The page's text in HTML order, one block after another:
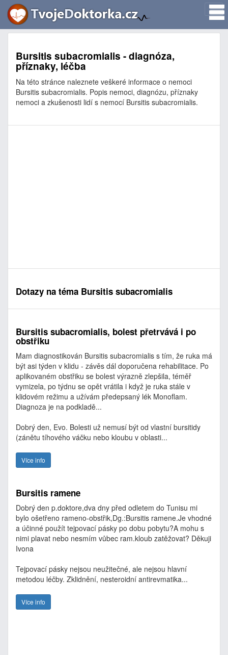
Bursitis subacromialis - diagnóza,
příznaky, léčba
Na této stránce naleznete veškeré informace o nemoci
Bursitis subacromialis. Popis nemoci, diagnózu, příznaky
nemoci a zkušenosti lidí s nemocí Bursitis subacromialis.
Dotazy na téma Bursitis subacromialis
Bursitis subacromialis, bolest přetrvává i po
obstřiku
Mam diagnostikován Bursitis subacromialis s tím, že ruka má
být asi týden v klidu - závěs dál doporučena rehabilitace. Po
aplikovaném obstřiku se bolest výrazně zlepšila, téměř
vymizela, po týdnu se opět vrátila i když je ruka stále v
klidovém režimu a užívám předepsaný lék Monoflam.
Diagnoza je na podkladě...
Dobrý den, Evo. Bolesti už nemusí být od vlastní bursitidy
(zánětu tíhového váčku nebo kloubu v oblasti...
Více info
Bursitis ramene
Dobrý den p.doktore,dva dny před odletem do Tunisu mi
bylo ošetřeno rameno-obstřik,Dg.:Bursitis ramene.Je vhodné
a účinné použít tejpovací pásky po dobu pobytu?A mohu s
nimi plavat nebo nesmím vůbec ram.kloub zatěžovat? Děkuji
Ivona
Tejpovací pásky nejsou neužitečné, ale nejsou hlavní
metodou léčby. Zklidnění, nesteroidní antirevmatika...
Více info